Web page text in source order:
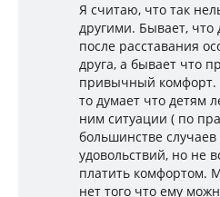
Я считаю, что так
другими. Бывает, что
после расставания
друга, а бывает что
привычный комфорт.
то думает что детям
ним ситуации ( по
большинстве
удовольствий, но не
платить комфортом.
нет того что ему